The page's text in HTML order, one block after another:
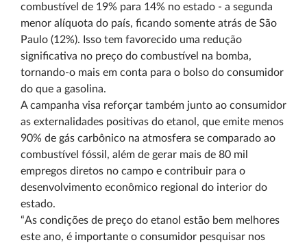
combustível de 19% para 14% no estado - a segunda
menor alíquota do país, ficando somente atrás de São
Paulo (12%). Isso tem favorecido uma redução
significativa no preço do combustível na bomba,
tornando-o mais em conta para o bolso do consumidor
do que a gasolina.
A campanha visa reforçar também junto ao consumidor
as externalidades positivas do etanol, que emite menos
90% de gás carbônico na atmosfera se comparado ao
combustível fóssil, além de gerar mais de 80 mil
empregos diretos no campo e contribuir para o
desenvolvimento econômico regional do interior do
estado.
“As condições de preço do etanol estão bem melhores
este ano, é importante o consumidor pesquisar nos